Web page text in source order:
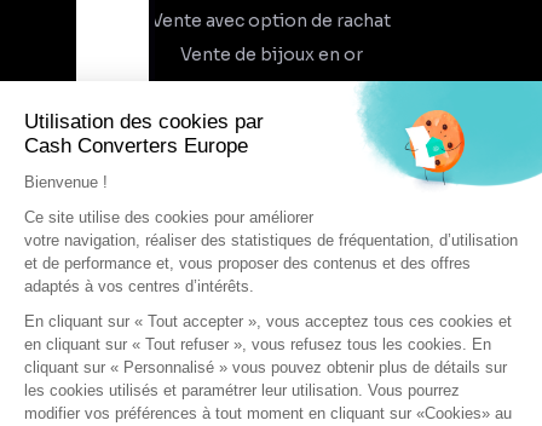
Vente avec option de rachat
Vente de bijoux en or
À propos
Recrutement
Trouvez un magasin
Rejoindre l'aventure
DEVENIR FRANCHISÉ